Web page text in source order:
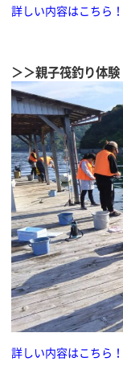
詳しい内容はこちら！
＞＞親子筏釣り
詳しい内容はこちら！